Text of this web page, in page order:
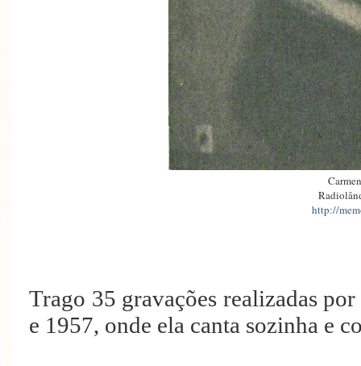
http://
Trago 35 gravações realizadas
e 1957, onde ela canta sozinha e